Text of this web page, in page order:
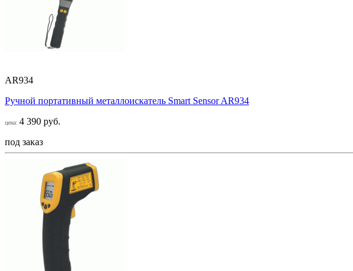
AR934
Ручной портативный металлоискатель Smart Sensor AR934
цена: 4 390 руб.
под заказ